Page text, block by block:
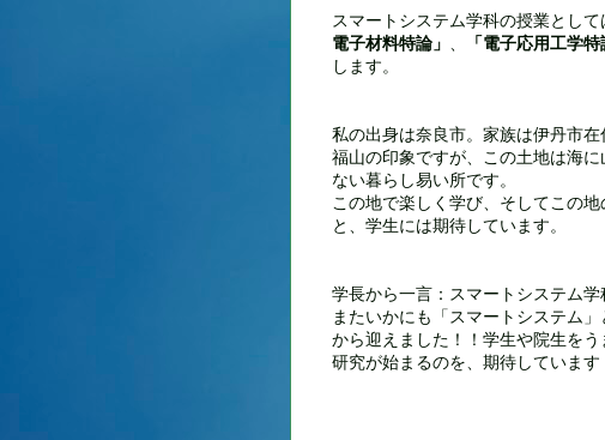
スマートシステム学科の授業とし
電子材料特論」 、 「電子応用工学特
します。
私の出身は奈良市。家族は伊丹市在
福山の印象ですが、この土地は海
ない暮らし易い所です。
この地で楽しく学び、そしてこの
と、学生には期待しています。
学長から一言：スマートシステム
またいかにも「スマートシステム
から迎えました！！学生や院生を
研究が始まるのを、期待しています